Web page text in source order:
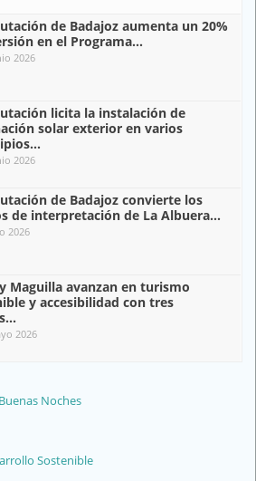
de Badajoz aumenta un 20%
en el Programa...
2026
licita la instalación de
solar exterior en varios
2026
de Badajoz convierte los
de interpretación de La Albuera...
2026
Maguilla avanzan en turismo
y accesibilidad con tres
2026